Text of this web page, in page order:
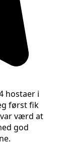
hostaer i
først fik
værd at
god